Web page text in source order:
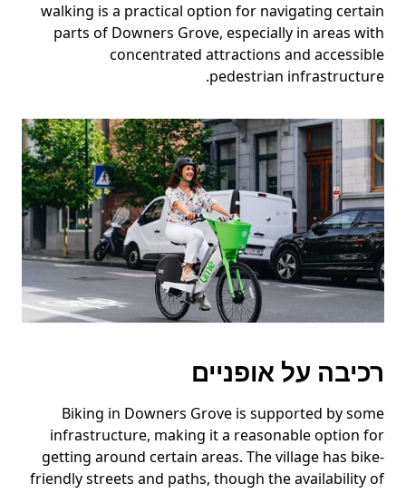
walking is a practical option for navigating certain
parts of Downers Grove, especially in areas with
concentrated attractions and accessible
pedestrian infrastructure.
רכיבה על אופניים
Biking in Downers Grove is supported by some
infrastructure, making it a reasonable option for
getting around certain areas. The village has bike-
friendly streets and paths, though the availability of